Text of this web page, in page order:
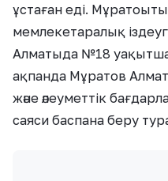
ұстаған еді.
мемлекетаралық
Алматыда №18
ақпанда Мұратов
және әлеуметтік
саяси баспана беру